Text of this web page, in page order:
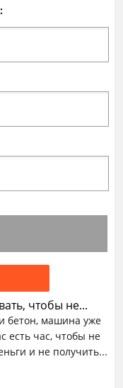
чтобы не...
бетон, машина уже
есть час, чтобы не
и не получить...